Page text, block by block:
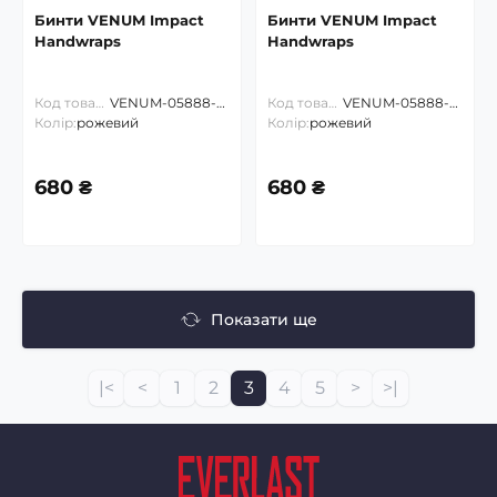
Бинти VENUM Impact
Handwraps
VENUM-05888-4m
Колір:рожевий
680 ₴
Бинти VENUM Impact
Handwraps
VENUM-05888-3m
Колір:рожевий
680 ₴
Показати ще
|< < 1 2 3 4 5 > >|